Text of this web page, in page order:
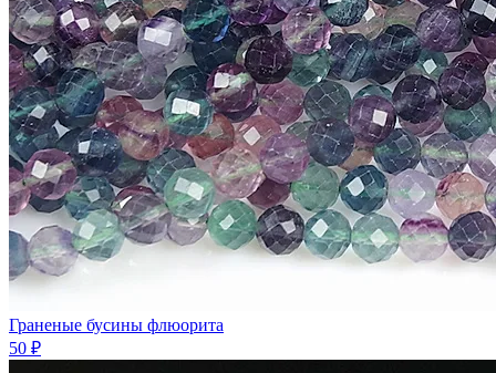
Граненые бусины флюорита
50 ₽